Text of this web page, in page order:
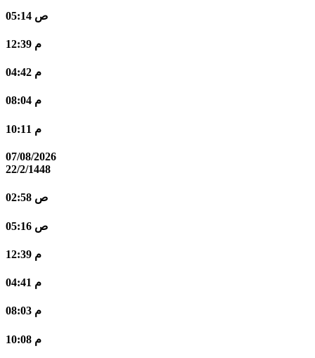
05:14 ص
12:39 م
04:42 م
08:04 م
10:11 م
07/08/2026
22/2/1448
02:58 ص
05:16 ص
12:39 م
04:41 م
08:03 م
10:08 م